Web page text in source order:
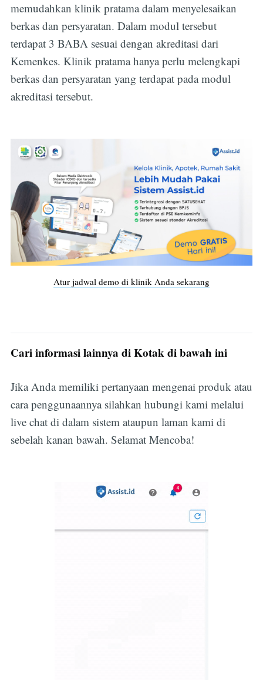
memudahkan klinik pratama dalam menyelesaikan
berkas dan persyaratan. Dalam modul tersebut
terdapat 3 BABA sesuai dengan akreditasi dari
Kemenkes. Klinik pratama hanya perlu melengkapi
berkas dan persyaratan yang terdapat pada modul
akreditasi tersebut.
Atur jadwal demo di klinik Anda sekarang
Cari informasi lainnya di Kotak di bawah ini
Jika Anda memiliki pertanyaan mengenai produk atau
cara penggunaannya silahkan hubungi kami melalui
live chat di dalam sistem ataupun laman kami di
sebelah kanan bawah. Selamat Mencoba!